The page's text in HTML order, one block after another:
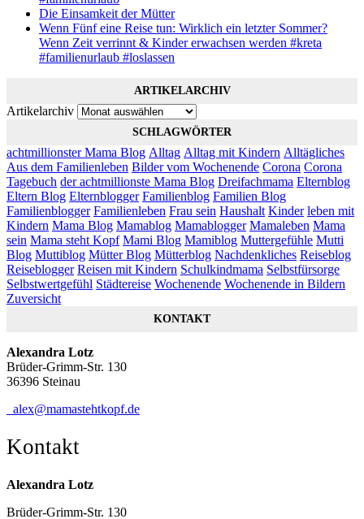
Die Einsamkeit der Mütter
Wenn Fünf eine Reise tun: Wirklich ein letzter Sommer?
Wenn Zeit verrinnt & Kinder erwachsen werden #kreta
#familienurlaub #loslassen
ARTIKELARCHIV
Artikelarchiv
SCHLAGWÖRTER
achtmillionster Mama Blog Alltag Alltag mit Kindern Alltägliches
Aus dem Familienleben Bilder vom Wochenende Corona Corona
Tagebuch der achtmillionste Mama Blog Dreifachmama Elternblog
Eltern Blog Elternblogger Familienblog Familien Blog
Familienblogger Familienleben Frau sein Haushalt Kinder leben mit
Kindern Mama Blog Mamablog Mamablogger Mamaleben Mama
sein Mama steht Kopf Mami Blog Mamiblog Muttergefühle Mutti
Blog Muttiblog Mütter Blog Mütterblog Nachdenkliches Reiseblog
Reiseblogger Reisen mit Kindern Schulkindmama Selbstfürsorge
Selbstwertgefühl Städtereise Wochenende Wochenende in Bildern
Zuversicht
KONTAKT
Alexandra Lotz
Brüder-Grimm-Str. 130
36396 Steinau
alex@mamastehtkopf.de
Kontakt
Alexandra Lotz
Brüder-Grimm-Str. 130